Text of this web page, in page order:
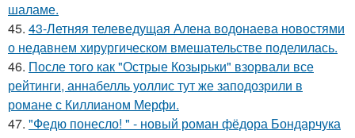
шаламе.
45. 43-Летняя телеведущая Алена водонаева новостями
о недавнем хирургическом вмешательстве поделилась.
46. После того как "Острые Козырьки" взорвали все
рейтинги, аннабелль уоллис тут же заподозрили в
романе с Киллианом Мерфи.
47. "Федю понесло! " - новый роман фёдора Бондарчука